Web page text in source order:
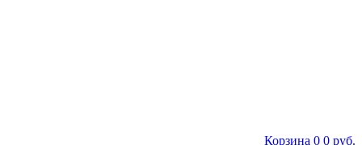
Корзина 0 0 руб.